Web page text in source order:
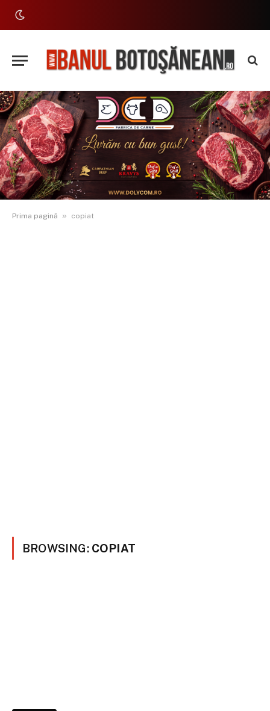
Prima pagină » copiat
BROWSING: COPIAT